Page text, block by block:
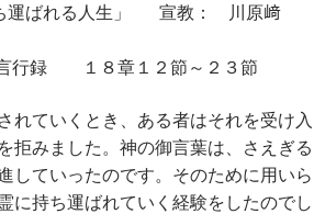
運ばれる人生」 宣教： 川原﨑
録 １８章１２節～２３節
れていくとき、ある者はそれを受け入
拒みました。神の御言葉は、さえぎる
していったのです。そのために用いら
に持ち運ばれていく経験をしたのでし